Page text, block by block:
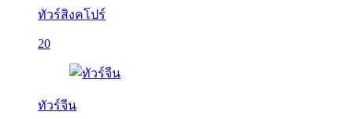
ทัวร์สิงคโปร์
20
ทัวร์จีน